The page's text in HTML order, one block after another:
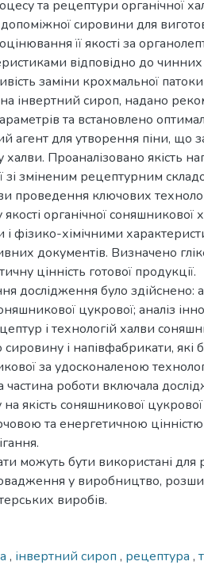
та рецептури органічної
допоміжної сировини для
її якості за
відповідно до чинних
заміни крохмальної
інвертний сироп, надано
та встановлено
агент для утворення піни, що
Проаналізовано якість
зі зміненим рецептурним
проведення ключових
органічної соняшникової
фізико-хімічними
документів. Визначено
цінність готової продукції.
дослідження було здійснено:
цукрової; аналіз
і технологій халви
і напівфабрикати, які
за удосконаленою
частина роботи включала
якість соняшникової
та енергетичною цінністю
можуть бути використані для
у виробництво,
виробів.
, інвертний сироп , рецептура ,